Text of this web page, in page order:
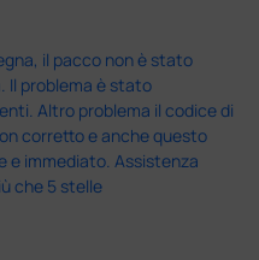
il pacco non è stato
Il problema è stato
Altro problema il codice di
corretto e anche questo
e immediato. Assistenza
che 5 stelle